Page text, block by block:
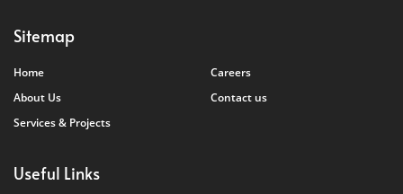
Sitemap
Home
About Us
Services & Projects
Careers
Contact us
Useful Links